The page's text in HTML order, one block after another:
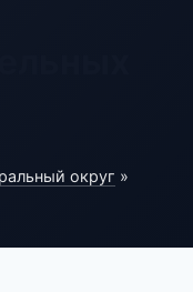
округ »